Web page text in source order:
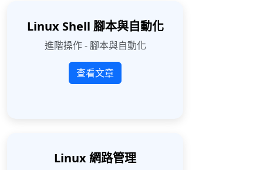
Linux Shell 腳本與自動化
進階操作 - 腳本與自動化
查看文章
Linux 網路管理